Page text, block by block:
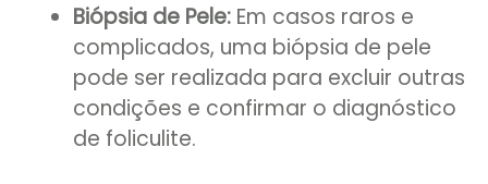
Biópsia de Pele: Em casos raros e
complicados, uma biópsia de pele
pode ser realizada para excluir outras
condições e confirmar o diagnóstico
de foliculite.